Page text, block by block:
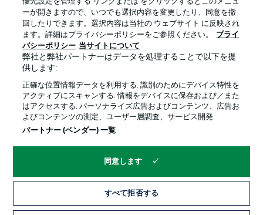
利用条件 放送局
求人 選手
当サイトについて
© 2026 Bundesliga-Gruppe GmbH
言語をお選びください
Display Mode
ーが開きますので、いつでも選択内容を変更したり、同意を撤
回したりできます。選択内容は当社の ウェブサイト に反映され
ます。詳細はプライバシーポリシーをご参照ください。
プライ
バシーポリシー 当サイトについて
弊社と弊社パートナーはデータを処理することで以下を提
供します:
正確な位置情報データを利用する. 識別のためにデバイス特性を
アクティブにスキャンする. 情報をデバイスに保存および／また
はアクセスする. パーソナライズ広告およびコンテンツ、広告お
よびコンテンツの測定、ユーザー層調査、サービス開発.
パートナー (ベンダー) 一覧
同意します
すべて拒否する